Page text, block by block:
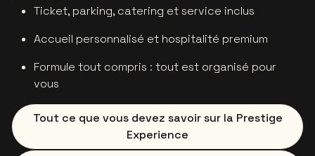
Ticket, parking, catering et service inclus
Accueil personnalisé et hospitalité premium
Formule tout compris : tout est organisé pour
vous
Tout ce que vous devez savoir sur la Prestige
Experience